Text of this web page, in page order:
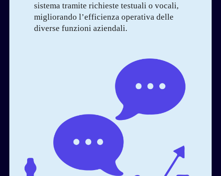
sistema tramite richieste testuali o vocali,
migliorando l’efficienza operativa delle
diverse funzioni aziendali.